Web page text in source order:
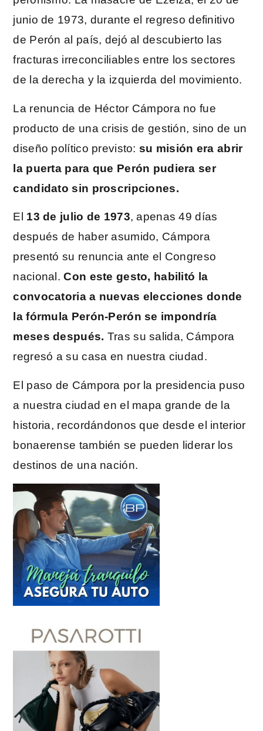
junio de 1973, durante el regreso definitivo
de Perón al país, dejó al descubierto las
fracturas irreconciliables entre los sectores
de la derecha y la izquierda del movimiento.
La renuncia de Héctor Cámpora no fue
producto de una crisis de gestión, sino de un
diseño político previsto: su misión era abrir
la puerta para que Perón pudiera ser
candidato sin proscripciones.
El 13 de julio de 1973, apenas 49 días
después de haber asumido, Cámpora
presentó su renuncia ante el Congreso
nacional.Con este gesto, habilitó la
convocatoria a nuevas elecciones donde
la fórmula Perón-Perón se impondría
meses después. Tras su salida, Cámpora
regresó a su casa en nuestra ciudad.
El paso de Cámpora por la presidencia puso
a nuestra ciudad en el mapa grande de la
historia, recordándonos que desde el interior
bonaerense también se pueden liderar los
destinos de una nación.